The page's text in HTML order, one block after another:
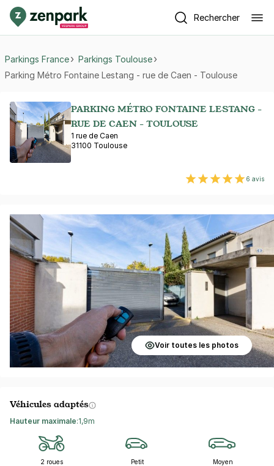
Rechercher
Parkings France
Parkings Toulouse
Parking Métro Fontaine Lestang - rue de Caen - Toulouse
PARKING MÉTRO FONTAINE LESTANG -
RUE DE CAEN - TOULOUSE
1 rue de Caen
31100 Toulouse
6 avis
Voir toutes les photos
Véhicules adaptés
Hauteur maximale:1,9m
2 roues Petit Moyen